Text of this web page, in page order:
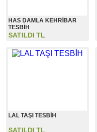
HAS DAMLA KEHRİBAR
TESBİH
SATILDI TL
LAL TAŞI TESBİH
SATILDI TL